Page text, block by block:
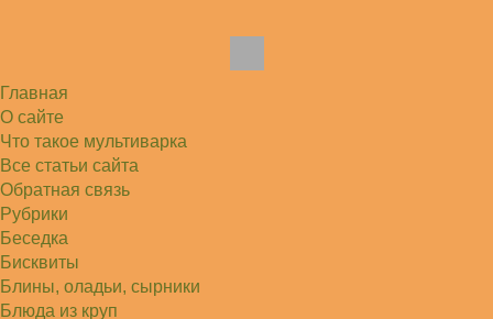
и сырую курочку, и…
Света
Советую простой рецепт как готовили наши
бабушки, на 5 минут…
Главная
О сайте
Что такое мультиварка
Все статьи сайта
Обратная связь
Рубрики
Беседка
Бисквиты
Блины, оладьи, сырники
Блюда из круп